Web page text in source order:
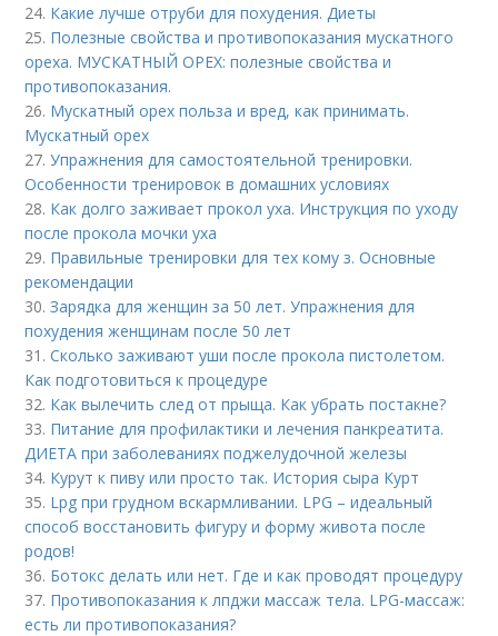
24. Какие лучше отруби для похудения. Диеты
25. Полезные свойства и противопоказания мускатного
ореха. МУСКАТНЫЙ ОРЕХ: полезные свойства и
противопоказания.
26. Мускатный орех польза и вред, как принимать.
Мускатный орех
27.Упражнения для самостоятельной тренировки.
Особенности тренировок в домашних условиях
28. Как долго заживает прокол уха. Инструкция по уходу
после прокола мочки уха
29. Правильные тренировки для тех кому з. Основные
рекомендации
30.Зарядка для женщин за 50 лет. Упражнения для
похудения женщинам после 50 лет
31.Сколько заживают уши после прокола пистолетом.
Как подготовиться к процедуре
32. Как вылечить след от прыща. Как убрать постакне?
33. Питание для профилактики и лечения панкреатита.
ДИЕТА при заболеваниях поджелудочной железы
34. Курут к пиву или просто так. История сыра Курт
35. Lpg при грудном вскармливании. LPG – идеальный
способ восстановить фигуру и форму живота после
родов!
36. Ботокс делать или нет. Где и как проводят процедуру
37. Противопоказания к лпджи массаж тела. LPG-массаж:
есть ли противопоказания?